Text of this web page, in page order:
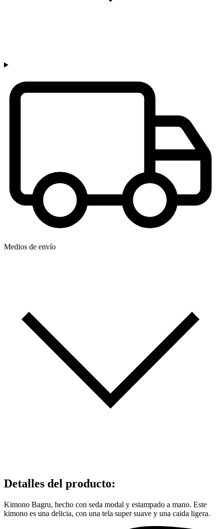
Medios de envío
Detalles del producto:
Kimono Bagru, hecho con seda modal y estampado a mano. Este
kimono es una delicia, con una tela super suave y una caida ligera.